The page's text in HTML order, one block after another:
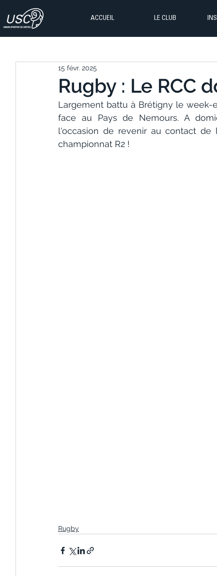
ACCUEIL LE CLUB
Rugby : Le RCC
15 févr. 2025
Largement battu à Brétigny le week-
face au Pays de Nemours. A
l'occasion de revenir au contact de
championnat R2 !
Rugby